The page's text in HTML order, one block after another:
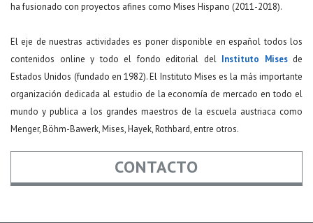
ha fusionado con proyectos afines como Mises Hispano (2011-2018).
El eje de nuestras actividades es poner disponible en español todos los
contenidos online y todo el fondo editorial del Instituto Misesde
Estados Unidos (fundado en 1982). El Instituto Mises es la más importante
organización dedicada al estudio de la economía de mercado en todo el
mundo y publica a los grandes maestros de la escuela austriaca como
Menger, Böhm-Bawerk, Mises, Hayek, Rothbard, entre otros.
CONTACTO